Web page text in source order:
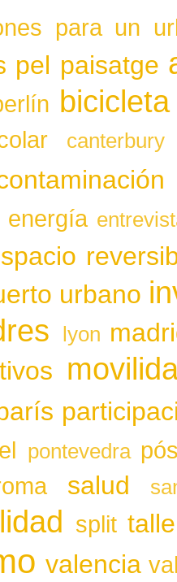
para un
pel paisatge
bicicleta
canterbury
energía
urbano
lyon
pontevedra
salud
split
valencia